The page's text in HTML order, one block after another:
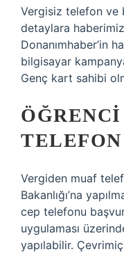
Vergisiz telefon ve
detaylara
Donanımhaber’in
bilgisayar
Genç kart sahibi
Vergiden muaf
Bakanlığı’na
cep telefonu
uygulaması
yapılabilir.